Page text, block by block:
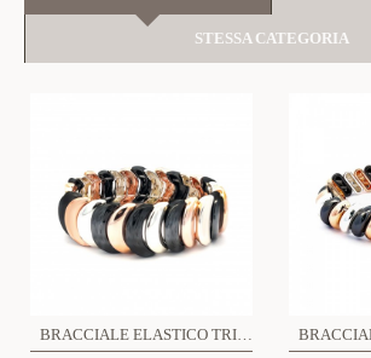
STESSA CATEGORIA
BRACCIALE ELASTICO TRICOLORE- SW191028104F4